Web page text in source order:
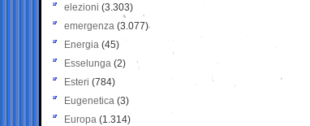
elezioni (3.303)
emergenza (3.077)
Energia (45)
Esselunga (2)
Esteri (784)
Eugenetica (3)
Europa (1.314)